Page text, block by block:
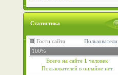
Статистика
Пользователи
Гости сайта
100%
Всего на сайте 1 человек
Пользователей в онлайне нет